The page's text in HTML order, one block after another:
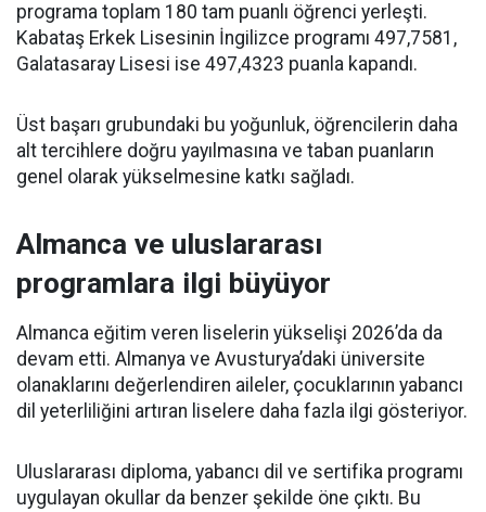
programa toplam 180 tam puanlı öğrenci yerleşti.
Kabataş Erkek Lisesinin İngilizce programı 497,7581,
Galatasaray Lisesi ise 497,4323 puanla kapandı.
Üst başarı grubundaki bu yoğunluk, öğrencilerin daha
alt tercihlere doğru yayılmasına ve taban puanların
genel olarak yükselmesine katkı sağladı.
Almanca ve uluslararası
programlara ilgi büyüyor
Almanca eğitim veren liselerin yükselişi 2026’da da
devam etti. Almanya ve Avusturya’daki üniversite
olanaklarını değerlendiren aileler, çocuklarının yabancı
dil yeterliliğini artıran liselere daha fazla ilgi gösteriyor.
Uluslararası diploma, yabancı dil ve sertifika programı
uygulayan okullar da benzer şekilde öne çıktı. Bu